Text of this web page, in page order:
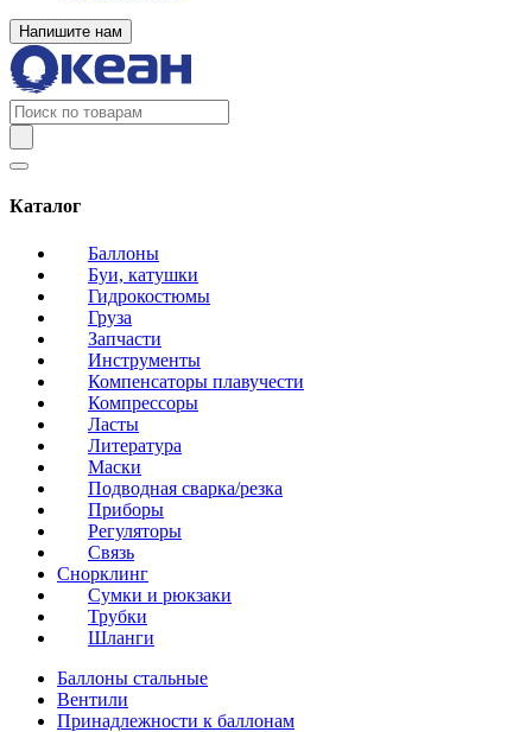
Напишите нам
Каталог
Баллоны
Буи, катушки
Гидрокостюмы
Груза
Запчасти
Инструменты
Компенсаторы плавучести
Компрессоры
Ласты
Литература
Маски
Подводная сварка/резка
Приборы
Регуляторы
Связь
Снорклинг
Сумки и рюкзаки
Трубки
Шланги
Баллоны стальные
Вентили
Принадлежности к баллонам